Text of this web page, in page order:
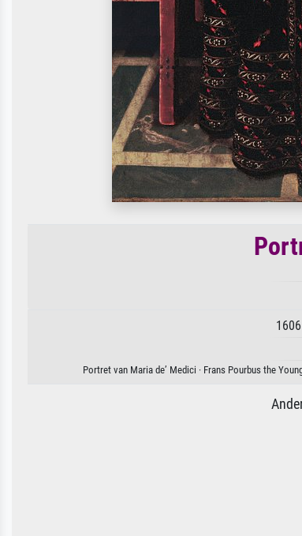
Portret van Maria de’ Medici · Frans Pourbus the